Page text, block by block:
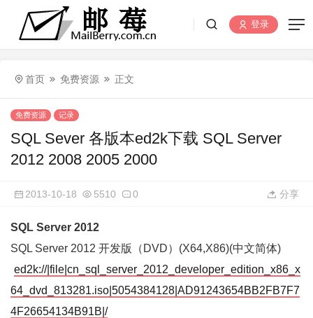
登录
首页 免费资源 正文
免费资源 记录
SQL Sever 各版本ed2k下载 SQL Server
2012 2008 2005 2000
2013-10-18 5510 0 分享
SQL Server 2012
SQL Server 2012 开发版（DVD）(X64,X86)(中文简体)
ed2k://|file|cn_sql_server_2012_developer_edition_x86_x
64_dvd_813281.iso|5054384128|AD91243654BB2FB7F7
4F26654134B91B|/